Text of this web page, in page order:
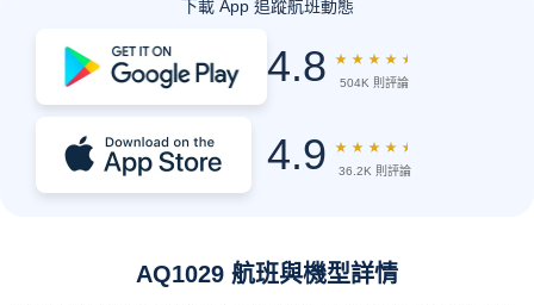
下載 App 追蹤航班動態
4.8 ★ ★ ★ ★ ★
504K 則評論
4.9 ★ ★ ★ ★ ★
36.2K 則評論
AQ1029 航班與機型詳情